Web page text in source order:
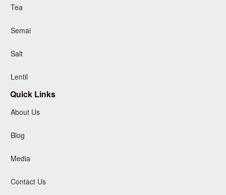
Tea
Semai
Salt
Lentil
Quick Links
About Us
Blog
Media
Contact Us